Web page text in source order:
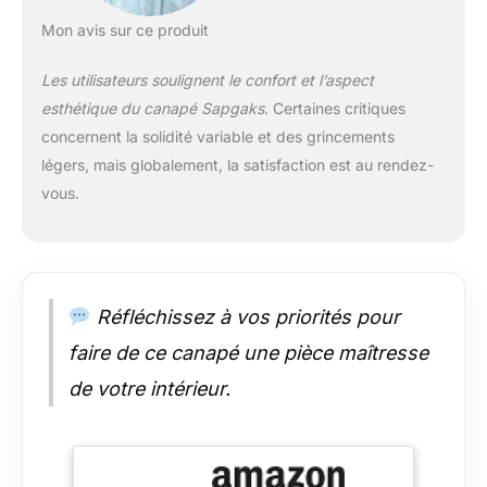
qualité, il offre un
tissu allie la douceur du
coton à la durabilité du
lin. Respectueux de
prolongée. 【Structure
en fer massif】 :
L'intérieur est construit
avec une structure en
Mon avis sur ce produit
Les utilisateurs soulignent le confort et l’aspect
esthétique du canapé Sapgaks. Certaines critiques
concernent la solidité variable et des grincements
légers, mais globalement, la satisfaction est au rendez-
vous.
Réfléchissez à vos priorités pour
faire de ce canapé une pièce maîtresse
de votre intérieur.